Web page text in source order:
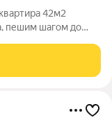
42м2
пешим шагом до
этаже. Толщина